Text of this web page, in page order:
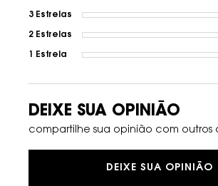
3 Estrelas
2 Estrelas
1 Estrela
DEIXE SUA OPINIÃO
compartilhe sua opinião com outros
DEIXE SUA OPINIÃO